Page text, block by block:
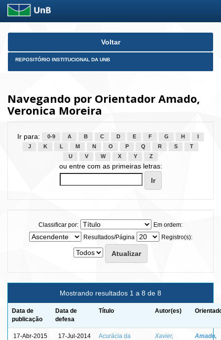
Skip
Voltar
REPOSITÓRIO INSTITUCIONAL DA UNB
Navegando por Orientador Amado,
Veronica Moreira
Ir para: 0-9 A B C D E F G H
J
K L M N O P Q R S
T
U
V W X Y Z
ou entre com as primeiras letras:
Classificar por:
Em ordem:
Resultados/Página
Registro(s):
Mostrando resultados 1 a 8 de 8
Data de
publicação
Data de
defesa
Título Autor(es)
17-Abr-2015 17-Jul-2014
Acurácia da
Xavier,
Amado,